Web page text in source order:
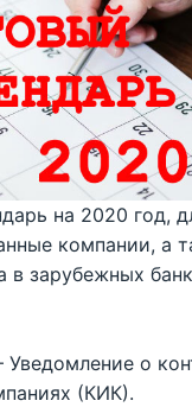
на 2020 год,
компании, а
в зарубежных
о
(КИК).